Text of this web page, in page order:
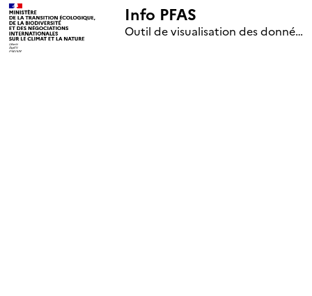
Info PFAS
Outil de visualisation des données nationales de surveillance des substances PFAS (mise à jour le 1er jour de chaque mois)
+
–